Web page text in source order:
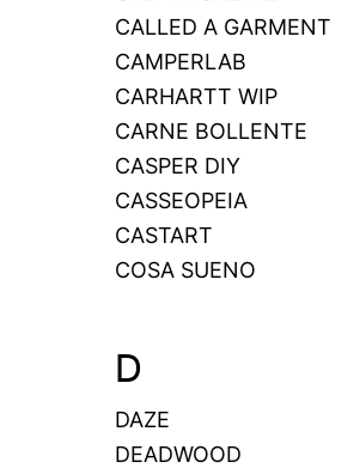
CALLED A GARMENT
CAMPERLAB
CARHARTT WIP
CARNE BOLLENTE
CASPER DIY
CASSEOPEIA
CASTART
COSA SUENO
D
DAZE
DEADWOOD